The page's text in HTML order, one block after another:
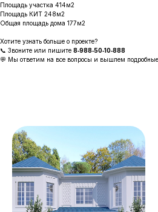
Площадь участка 414м2
Площадь КИТ 248м2
Общая площадь дома 177м2
Хотите узнать больше о проекте?
📞 Звоните или пишите 8‑988‑50‑10‑888
💬 Мы ответим на все вопросы и вышлем